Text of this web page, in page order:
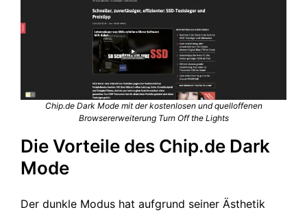
Chip.de Dark Mode mit der kostenlosen und quelloffenen
Browsererweiterung Turn Off the Lights
Die Vorteile des Chip.de Dark
Mode
Der dunkle Modus hat aufgrund seiner Ästhetik